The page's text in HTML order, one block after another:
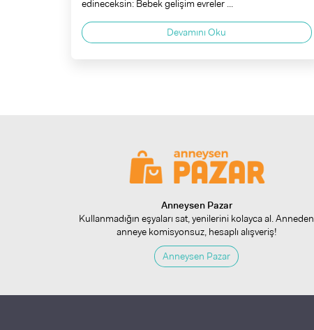
edineceksin: Bebek gelişim evreler ...
Devamını Oku
Anneysen Pazar
Kullanmadığın eşyaları sat, yenilerini kolayca al. Anneden
anneye komisyonsuz, hesaplı alışveriş!
Anneysen Pazar